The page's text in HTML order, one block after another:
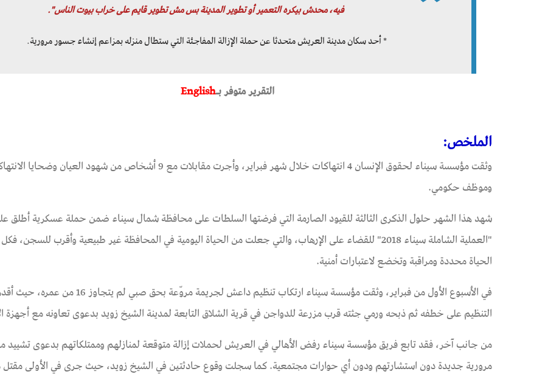
فيه، محدش بيكره التعمير أو تطوير المدينة بس مش تطوير قايم على خراب بيوت الناس".
* أحد سكان مدينة العريش متحدثا عن حملة الإزالة المفاجئة التي ستطال منزله بمزاعم إنشاء جسور مرورية.
التقرير متوفر بـEnglish
الملخص:
وثقت مؤسسة سيناء لحقوق الإنسان 4 انتهاكات خلال شهر فبراير، وأجرت مقابلات مع 9 أشخاص من شهود العيان وضحايا
وموظف حكومي.
شهد هذا الشهر حلول الذكرى الثالثة للقيود الصارمة التي فرضتها السلطات على محافظة شمال سيناء ضمن حملة عسكرية أطلق
"العملية الشاملة سيناء 2018" للقضاء على الإرهاب، والتي جعلت من الحياة اليومية في المحافظة غير طبيعية وأقرب للسجن،
الحياة محددة ومراقبة وتخضع لاعتبارات أمنية.
في الأسبوع الأول من فبراير، وثقت مؤسسة سيناء ارتكاب تنظيم داعش لجريمة مروّعة
التنظيم على خطفه ثم ذبحه ورمي جثته قرب مزرعة للدواجن في قرية الشلاق التابعة لمدينة الشيخ زويد بدعوى تعاونه مع أجهزة
من جانب آخر، فقد تابع فريق مؤسسة سيناء رفض الأهالي في العريش لحملات إزالة متوقعة لمنازلهم وممتلكاتهم بدعوى تشييد
مرورية جديدة دون استشارتهم ودون أي حوارات مجتمعية. كما سجلت وقوع حادثتين في الشيخ زويد، حيث جرى في الأولى